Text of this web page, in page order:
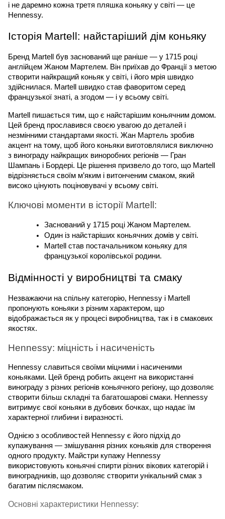
і не даремно кожна третя пляшка коньяку у світі — це
Hennessy.
Історія Martell: найстаріший дім коньяку
Бренд Martell був заснований ще раніше — у 1715 році
англійцем Жаном Мартелем. Він приїхав до Франції з метою
створити найкращий коньяк у світі, і його мрія швидко
здійснилася. Martell швидко став фаворитом серед
французької знаті, а згодом — і у всьому світі.
Martell пишається тим, що є найстарішим коньячним домом.
Цей бренд прославився своєю увагою до деталей і
незмінними стандартами якості. Жан Мартель зробив
акцент на тому, щоб його коньяки виготовлялися виключно
з винограду найкращих виноробних регіонів — Гран
Шампань і Бордері. Це рішення призвело до того, що Martell
відрізняється своїм м’яким і витонченим смаком, який
високо цінують поціновувачі у всьому світі.
Ключові моменти в історії Martell:
Заснований у 1715 році Жаном Мартелем.
Один із найстаріших коньячних домів у світі.
Martell став постачальником коньяку для
французької королівської родини.
Відмінності у виробництві та смаку
Незважаючи на спільну категорію, Hennessy і Martell
пропонують коньяки з різним характером, що
відображається як у процесі виробництва, так і в смакових
якостях.
Hennessy: міцність і насиченість
Hennessy славиться своїми міцними і насиченими
коньяками. Цей бренд робить акцент на використанні
винограду з різних регіонів коньячного регіону, що дозволяє
створити більш складні та багатошарові смаки. Hennessy
витримує свої коньяки в дубових бочках, що надає їм
характерної глибини і виразності.
Однією з особливостей Hennessy є його підхід до
купажування — змішування різних коньяків для створення
одного продукту. Майстри купажу Hennessy
використовують коньячні спирти різних вікових категорій і
виноградників, що дозволяє створити унікальний смак з
багатим післясмаком.
Основні характеристики Hennessy: